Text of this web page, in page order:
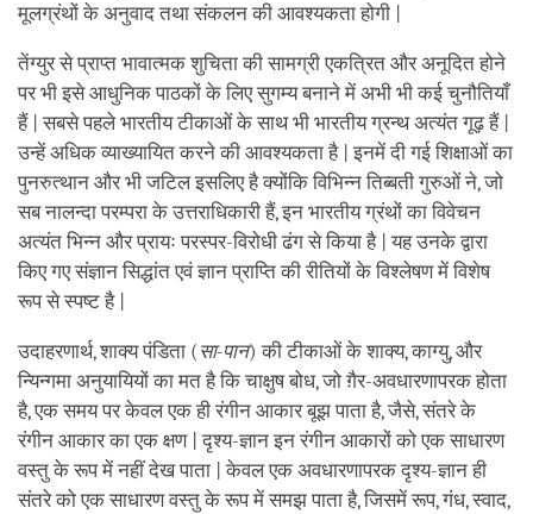
मूलग्रंथों के अनुवाद तथा संकलन की आवश्यकता होगी |
तेंग्युर से प्राप्त भावात्मक शुचिता की सामग्री एकत्रित और अनूदित होने
पर भी इसे आधुनिक पाठकों के लिए सुगम्य बनाने में अभी भी कई चुनौतियाँ
हैं | सबसे पहले भारतीय टीकाओं के साथ भी भारतीय ग्रन्थ अत्यंत गूढ़ हैं |
उन्हें अधिक व्याख्यायित करने की आवश्यकता है | इनमें दी गई शिक्षाओं का
पुनरुत्थान और भी जटिल इसलिए है क्योंकि विभिन्न तिब्बती गुरुओं ने, जो
सब नालन्दा परम्परा के उत्तराधिकारी हैं, इन भारतीय ग्रंथों का विवेचन
अत्यंत भिन्न और प्रायः परस्पर-विरोधी ढंग से किया है | यह उनके द्वारा
किए गए संज्ञान सिद्धांत एवं ज्ञान प्राप्ति की रीतियों के विश्लेषण में विशेष
रूप से स्पष्ट है |
उदाहरणार्थ, शाक्य पंडिता ( सा-पान) की टीकाओं के शाक्य, काग्यु, और
न्यिन्गमा अनुयायियों का मत है कि चाक्षुष बोध, जो ग़ैर-अवधारणापरक होता
है, एक समय पर केवल एक ही रंगीन आकार बूझ पाता है, जैसे, संतरे के
रंगीन आकार का एक क्षण | दृश्य-ज्ञान इन रंगीन आकारों को एक साधारण
वस्तु के रूप में नहीं देख पाता | केवल एक अवधारणापरक दृश्य-ज्ञान ही
संतरे को एक साधारण वस्तु के रूप में समझ पाता है, जिसमें रूप, गंध, स्वाद,